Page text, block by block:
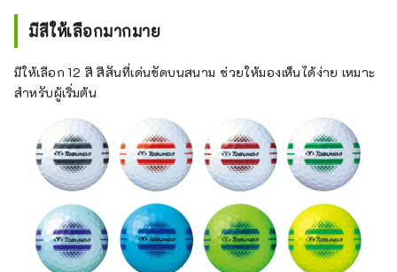
มีสีให้เลือกมากมาย
มีให้เลือก 12 สี สีสันที่เด่นชัดบนสนาม ช่วยให้มองเห็นได้ง่าย เหมาะ
สำหรับผู้เริ่มต้น